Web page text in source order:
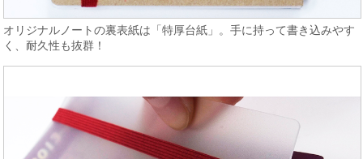
オリジナルノートの裏表紙は「特厚台紙」。手に持って書き込みやす
く、耐久性も抜群！